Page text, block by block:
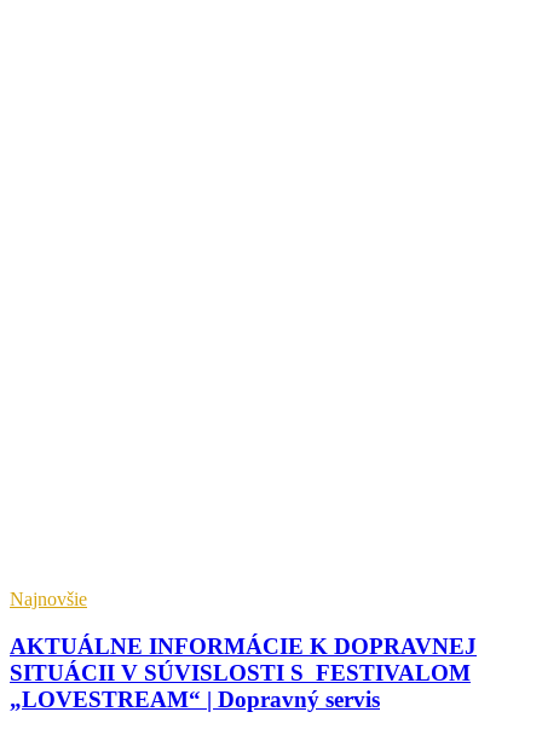
Najnovšie
AKTUÁLNE INFORMÁCIE K DOPRAVNEJ
SITUÁCII V SÚVISLOSTI S FESTIVALOM
„LOVESTREAM“ | Dopravný servis